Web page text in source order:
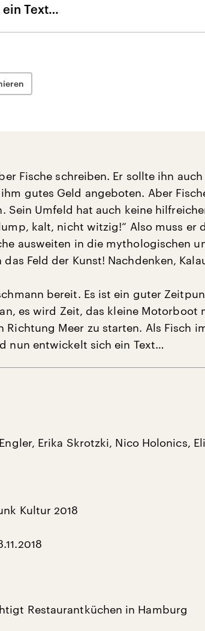
ein Text…
Fische schreiben. Er sollte ihn auch
gutes Geld angeboten. Aber
Sein Umfeld hat auch keine
kalt, nicht witzig!“ Also muss er
ausweiten in die mythologischen
Feld der Kunst! Nachdenken,
bereit. Es ist ein guter
es wird Zeit, das kleine Motorboot
Richtung Meer zu starten. Als Fisch
nun entwickelt sich ein Text…
Erika Skrotzki, Nico Holonics,
Kultur 2018
Restaurantküchen in Hamburg